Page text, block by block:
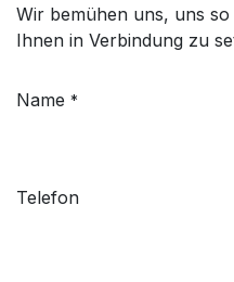
Wir bemühen uns, uns
Ihnen in Verbindung zu
Name *
Telefon